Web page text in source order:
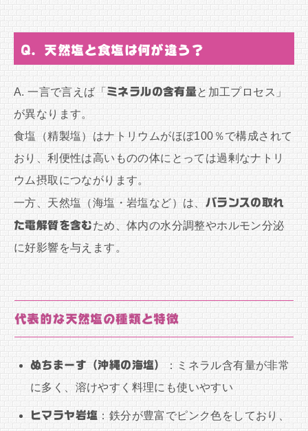
Q. 天然塩と食塩は何が違う？
A. 一言で言えば「 ミネラルの含有量と加工プロセス」
が異なります。
食塩（精製塩）はナトリウムがほぼ100％で構成されて
おり、利便性は高いものの体にとっては過剰なナトリ
ウム摂取につながります。
一方、天然塩（海塩・岩塩など）は、
バランスの取れ
た電解質を含むため、体内の水分調整やホルモン分泌
に好影響を与えます。
代表的な天然塩の種類と特徴
ぬちまーす（沖縄の海塩）
：ミネラル含有量が非常
に多く、溶けやすく料理にも使いやすい
ヒマラヤ岩塩 ：鉄分が豊富でピンク色をしており、